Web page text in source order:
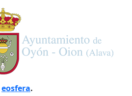
eosfera.